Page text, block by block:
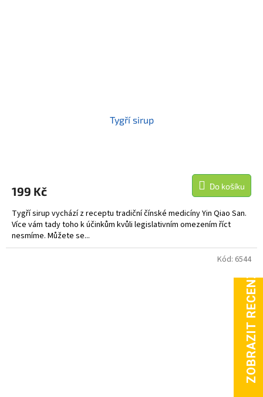
Tygří sirup
199 Kč Do košíku
Tygří sirup vychází z receptu tradiční čínské medicíny Yin Qiao San.
Více vám tady toho k účinkům kvůli legislativním omezením říct
nesmíme. Můžete se...
Kód: 6544